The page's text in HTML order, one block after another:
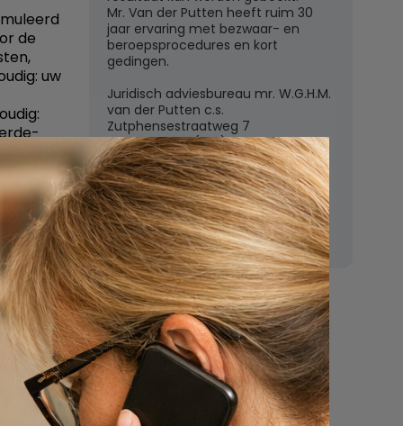
de
uw
n.a.v.
is niet
in
graf
Mr. Van der Putten heeft ruim 30
jaar ervaring met bezwaar- en
beroepsprocedures en kort
gedingen.
Juridisch adviesbureau mr. W.G.H.M.
van der Putten c.s.
Zutphensestraatweg 7
6881 WN Velp (Gld)
E-mail:
mr.vanderputten@gmail.com
Nu
een uitvaart
regelen